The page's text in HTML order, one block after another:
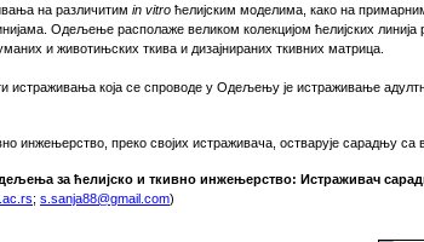
на различитим in vitro ћелијским моделима, како на
Одељење располаже великом колекцијом ћелијских
и животињских ткива и дизајнираних ткивних матрица.
истраживања која се спроводе у Одељењу је истраживање
инжењерство, преко својих истраживача, остварује сарадњу
за ћелијско и ткивно инжењерство: Истраживач сар
; s.sanja88@gmail.com)